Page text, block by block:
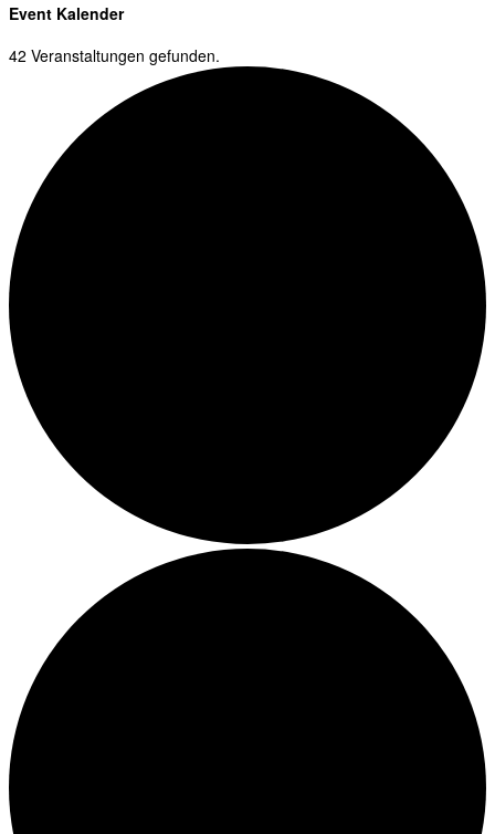
Event Kalender
42 Veranstaltungen gefunden.